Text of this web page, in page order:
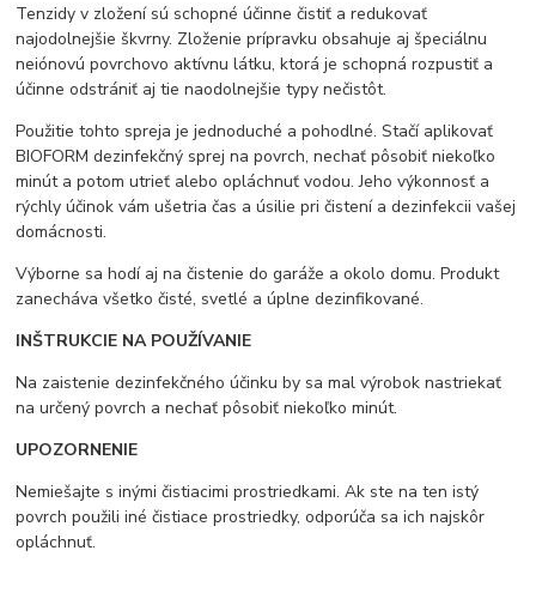
Tenzidy v zložení sú schopné účinne čistiť a redukovať
najodolnejšie škvrny. Zloženie prípravku obsahuje aj špeciálnu
neiónovú povrchovo aktívnu látku, ktorá je schopná rozpustiť a
účinne odstrániť aj tie naodolnejšie typy nečistôt.
Použitie tohto spreja je jednoduché a pohodlné. Stačí aplikovať
BIOFORM dezinfekčný sprej na povrch, nechať pôsobiť niekoľko
minút a potom utrieť alebo opláchnuť vodou. Jeho výkonnosť a
rýchly účinok vám ušetria čas a úsilie pri čistení a dezinfekcii vašej
domácnosti.
Výborne sa hodí aj na čistenie do garáže a okolo domu. Produkt
zanecháva všetko čisté, svetlé a úplne dezinfikované.
INŠTRUKCIE NA POUŽÍVANIE
Na zaistenie dezinfekčného účinku by sa mal výrobok nastriekať
na určený povrch a nechať pôsobiť niekoľko minút.
UPOZORNENIE
Nemiešajte s inými čistiacimi prostriedkami. Ak ste na ten istý
povrch použili iné čistiace prostriedky, odporúča sa ich najskôr
opláchnuť.